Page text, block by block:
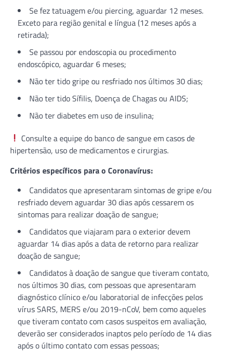
Se fez tatuagem e/ou piercing, aguardar 12 meses.
Exceto para região genital e língua (12 meses após a
retirada);
Se passou por endoscopia ou procedimento
endoscópico, aguardar 6 meses;
Não ter tido gripe ou resfriado nos últimos 30 dias;
Não ter tido Sífilis, Doença de Chagas ou AIDS;
Não ter diabetes em uso de insulina;
Consulte a equipe do banco de sangue em casos de
hipertensão, uso de medicamentos e cirurgias.
Critérios específicos para o Coronavírus:
Candidatos que apresentaram sintomas de gripe e/ou
resfriado devem aguardar 30 dias após cessarem os
sintomas para realizar doação de sangue;
Candidatos que viajaram para o exterior devem
aguardar 14 dias após a data de retorno para realizar
doação de sangue;
Candidatos à doação de sangue que tiveram contato,
nos últimos 30 dias, com pessoas que apresentaram
diagnóstico clínico e/ou laboratorial de infecções pelos
vírus SARS, MERS e/ou 2019-nCoV, bem como aqueles
que tiveram contato com casos suspeitos em avaliação,
deverão ser considerados inaptos pelo período de 14 dias
após o último contato com essas pessoas;